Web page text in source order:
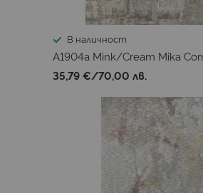
В наличност
A1904a Mink/Cream Mika
35,79 €/70,00 лв.